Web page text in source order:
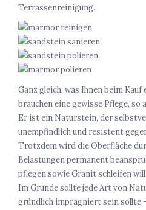
Terrassenreinigung.
Ganz gleich, was Ihnen beim
brauchen eine gewisse Pflege, so
Er ist ein Naturstein, der
unempfindlich und resistent
Trotzdem wird die Oberfläche
Belastungen permanent
pflegen sowie Granit schleifen
Im Grunde sollte jede Art von
gründlich imprägniert sein sollte